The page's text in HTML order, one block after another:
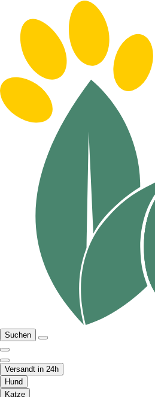
Suchen
Versandt in 24h
Hund
Katze